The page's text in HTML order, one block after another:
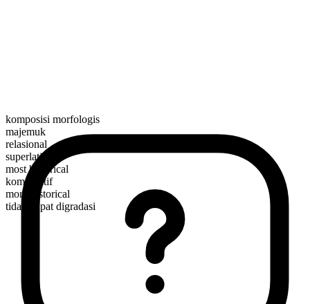
komposisi morfologis
majemuk
relasional
superlatif
most historical
komparatif
more historical
tidak dapat digradasi